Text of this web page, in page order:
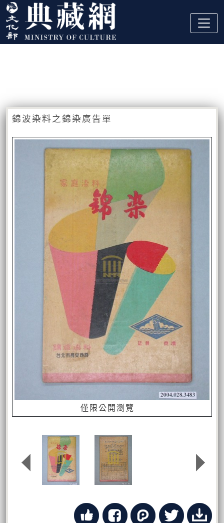
跳到主要內容
:::
錦波染料之錦染廣告單
僅限公開瀏覽